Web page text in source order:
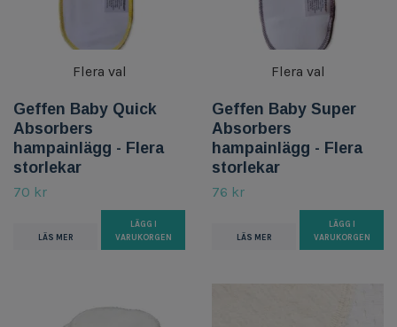
Flera val
Geffen Baby Quick
Absorbers
hampainlägg - Flera
storlekar
70 kr
LÄS MER
LÄGG I
VARUKORGEN
Flera val
Geffen Baby Super
Absorbers
hampainlägg - Flera
storlekar
76 kr
LÄS MER
LÄGG I
VARUKORGEN